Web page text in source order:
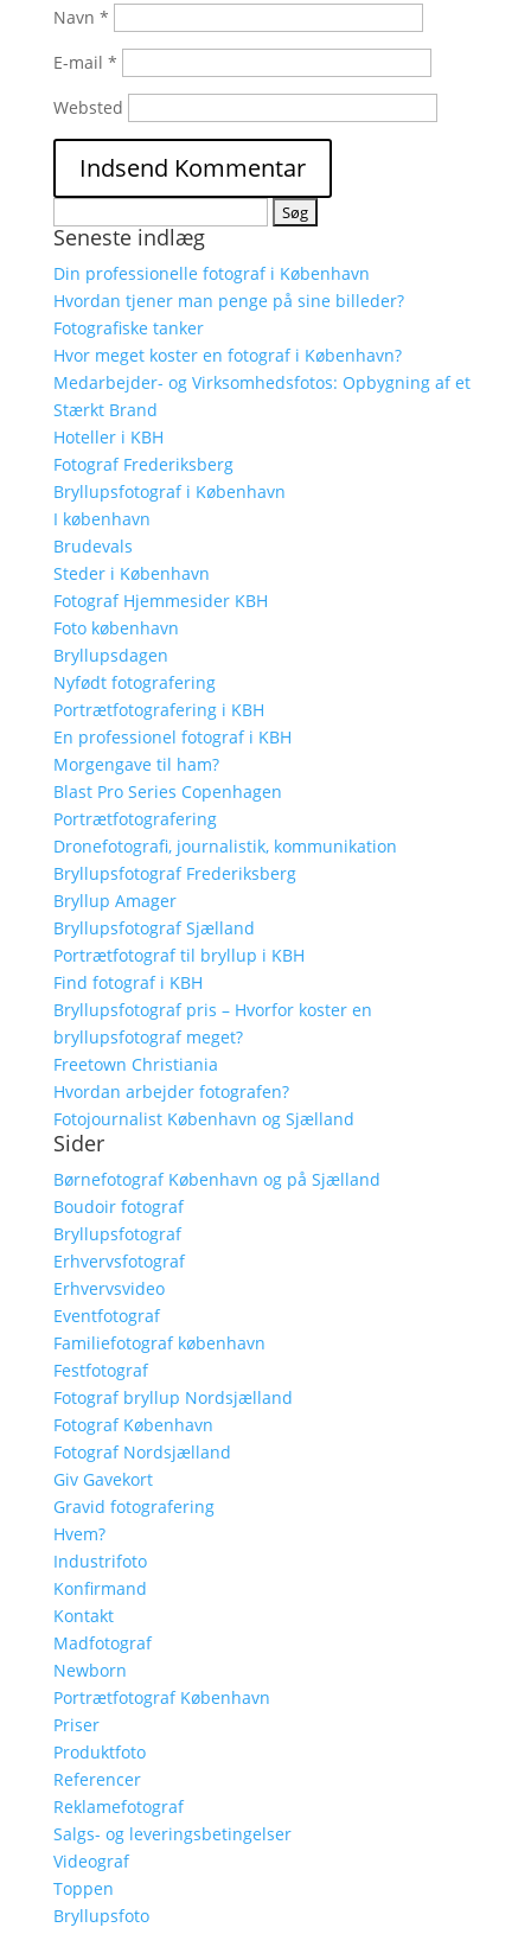
Navn *
E-mail *
Websted
efter:
Seneste indlæg
Din professionelle fotograf i København
Hvordan tjener man penge på sine billeder?
Fotografiske tanker
Hvor meget koster en fotograf i København?
Medarbejder- og Virksomhedsfotos: Opbygning af et
Stærkt Brand
Hoteller i KBH
Fotograf Frederiksberg
Bryllupsfotograf i København
I københavn
Brudevals
Steder i København
Fotograf Hjemmesider KBH
Foto københavn
Bryllupsdagen
Nyfødt fotografering
Portrætfotografering i KBH
En professionel fotograf i KBH
Morgengave til ham?
Blast Pro Series Copenhagen
Portrætfotografering
Dronefotografi, journalistik, kommunikation
Bryllupsfotograf Frederiksberg
Bryllup Amager
Bryllupsfotograf Sjælland
Portrætfotograf til bryllup i KBH
Find fotograf i KBH
Bryllupsfotograf pris – Hvorfor koster en
bryllupsfotograf meget?
Freetown Christiania
Hvordan arbejder fotografen?
Fotojournalist København og Sjælland
Sider
Børnefotograf København og på Sjælland
Boudoir fotograf
Bryllupsfotograf
Erhvervsfotograf
Erhvervsvideo
Eventfotograf
Familiefotograf københavn
Festfotograf
Fotograf bryllup Nordsjælland
Fotograf København
Fotograf Nordsjælland
Giv Gavekort
Gravid fotografering
Hvem?
Industrifoto
Konfirmand
Kontakt
Madfotograf
Newborn
Portrætfotograf København
Priser
Produktfoto
Referencer
Reklamefotograf
Salgs- og leveringsbetingelser
Videograf
Toppen
Bryllupsfoto